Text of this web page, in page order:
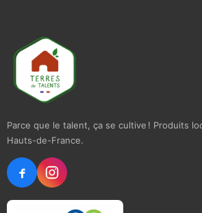
Parce que le talent, ça se cultive ! Produits
Hauts-de-France.